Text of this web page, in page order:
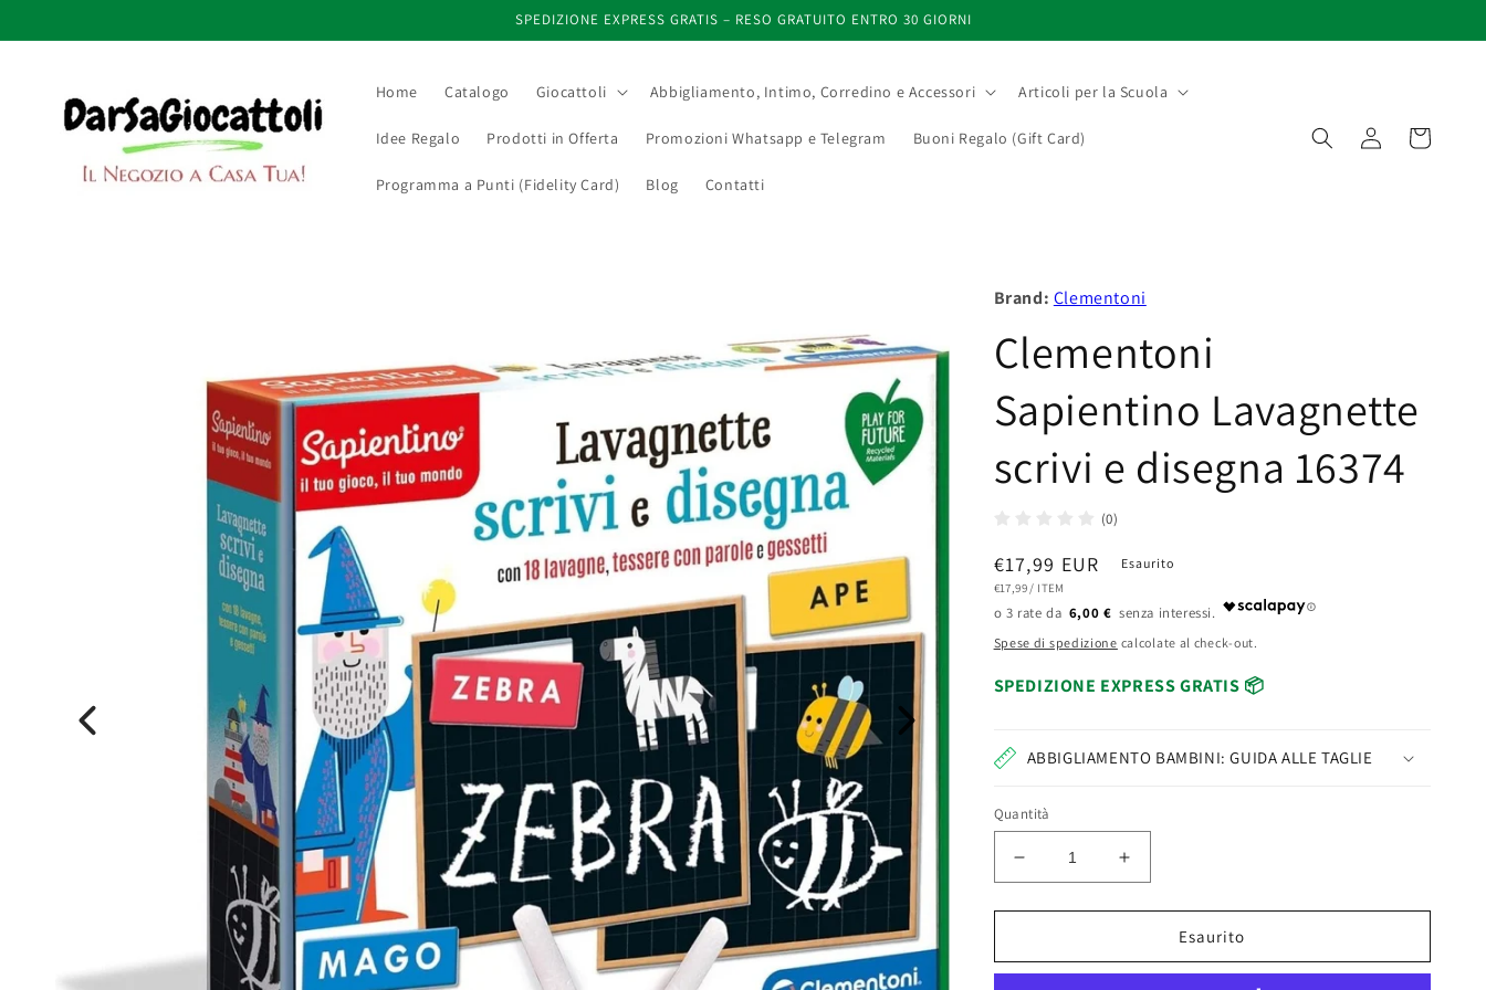
ai contenuti
SPEDIZIONE EXPRESS GRATIS – RESO GRATUITO ENTRO 30 GIORNI
Home Catalogo Giocattoli Abbigliamento, Intimo, Corredino e Accessori Articoli per la Scuola
Idee Regalo Prodotti in Offerta Promozioni Whatsapp e Telegram Buoni Regalo (Gift Card)
Programma a Punti (Fidelity Card) Blog Contatti
Accedi Carrello
Brand: Clementoni
Clementoni
Sapientino Lavagnette
scrivi e disegna 16374
(0)
Prezzo
di
listino
€17,99 EUR
PREZZO
€17,99/ PER
ITEM
Esaurito
6,00 €
Spese di spedizione calcolate al check-out.
SPEDIZIONE EXPRESS GRATIS 📦
ABBIGLIAMENTO BAMBINI: GUIDA ALLE TAGLIE
Quantità
Diminuisci
quantità
per
Sapientino
Aumenta
quantità
per
Clementoni
Sapientino
Esaurito